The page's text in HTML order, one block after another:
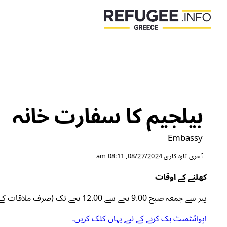
بیلجیم کا سفارت خانہ
Embassy
آخری تازہ کاری08/27/2024, 08:11 am
کھلنے کے اوقات
پیر سے جمعہ صبح 9.00 بجے سے 12.00 بجے تک (صرف ملاقات کے ذریعے)
اپوائنٹمنٹ بک کرنے کے لیے یہاں کلک کریں۔